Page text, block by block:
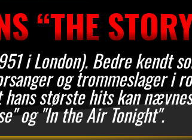
“THE
i London). Bedre kendt
og trommeslager i
største hits kan
og "In the Air Tonight".